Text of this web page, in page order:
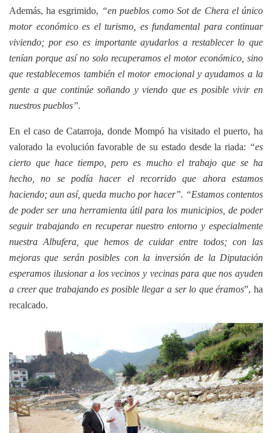
Además, ha esgrimido, “en pueblos como Sot de Chera el único
motor económico es el turismo, es fundamental para continuar
viviendo; por eso es importante ayudarlos a restablecer lo que
tenían porque así no solo recuperamos el motor económico, sino
que restablecemos también el motor emocional y ayudamos a la
gente a que continúe soñando y viendo que es posible vivir en
nuestros pueblos”.
En el caso de Catarroja, donde Mompó ha visitado el puerto, ha
valorado la evolución favorable de su estado desde la riada: “es
cierto que hace tiempo, pero es mucho el trabajo que se ha
hecho, no se podía hacer el recorrido que ahora estamos
haciendo; aun así, queda mucho por hacer”. “Estamos contentos
de poder ser una herramienta útil para los municipios, de poder
seguir trabajando en recuperar nuestro entorno y especialmente
nuestra Albufera, que hemos de cuidar entre todos; con las
mejoras que serán posibles con la inversión de la Diputación
esperamos ilusionar a los vecinos y vecinas para que nos ayuden
a creer que trabajando es posible llegar a ser lo que éramos”, ha
recalcado.